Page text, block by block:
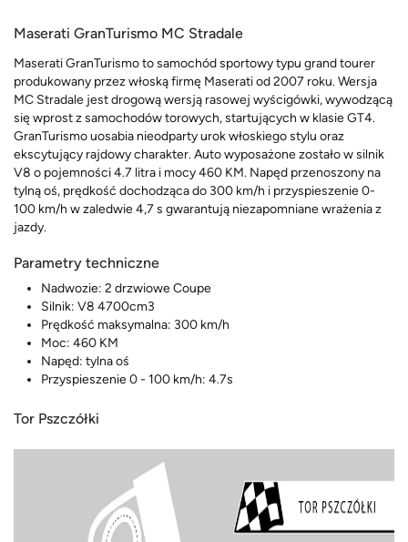
Maserati GranTurismo MC Stradale
Maserati GranTurismo to samochód sportowy typu grand tourer
produkowany przez włoską firmę Maserati od 2007 roku. Wersja
MC Stradale jest drogową wersją rasowej wyścigówki, wywodzącą
się wprost z samochodów torowych, startujących w klasie GT4.
GranTurismo uosabia nieodparty urok włoskiego stylu oraz
ekscytujący rajdowy charakter. Auto wyposażone zostało w silnik
V8 o pojemności 4.7 litra i mocy 460 KM. Napęd przenoszony na
tylną oś, prędkość dochodząca do 300 km/h i przyspieszenie 0-
100 km/h w zaledwie 4,7 s gwarantują niezapomniane wrażenia z
jazdy.
Parametry techniczne
Nadwozie: 2 drzwiowe Coupe
Silnik: V8 4700cm3
Prędkość maksymalna: 300 km/h
Moc: 460 KM
Napęd: tylna oś
Przyspieszenie 0 - 100 km/h: 4.7s
Tor Pszczółki